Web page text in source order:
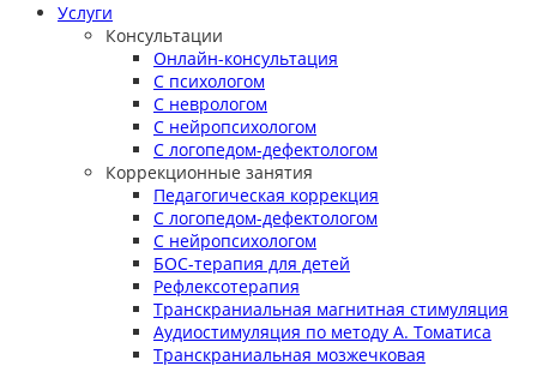
Услуги
Консультации
Онлайн-консультация
С психологом
С неврологом
С нейропсихологом
С логопедом-дефектологом
Коррекционные занятия
Педагогическая коррекция
С логопедом-дефектологом
С нейропсихологом
БОС-терапия для детей
Рефлексотерапия
Транскраниальная магнитная стимуляция
Аудиостимуляция по методу А. Томатиса
Транскраниальная мозжечковая